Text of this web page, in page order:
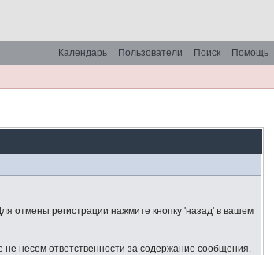
Помощь
Поиск
Пользователи
Календарь
отмены регистрации нажмите кнопку 'назад' в вашем
несем ответственности за содержание сообщения.